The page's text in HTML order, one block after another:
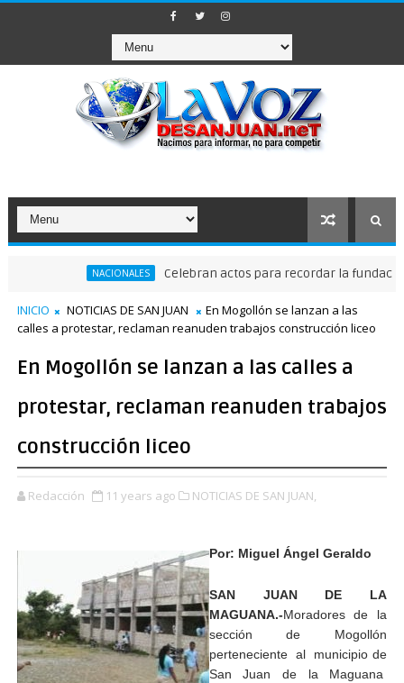
NACIONALES Celebran actos para recordar la fundación de
INICIO NOTICIAS DE SAN JUAN
En Mogollón se lanzan a las
calles a protestar, reclaman reanuden trabajos construcción liceo
En Mogollón se lanzan a las calles a
protestar, reclaman reanuden trabajos
construcción liceo
Redacción 11 years ago NOTICIAS DE SAN JUAN,
Por: Miguel Ángel Geraldo
SAN JUAN DE LA
MAGUANA.-Moradores de la
sección de Mogollón
perteneciente al municipio de
San Juan de la Maguana